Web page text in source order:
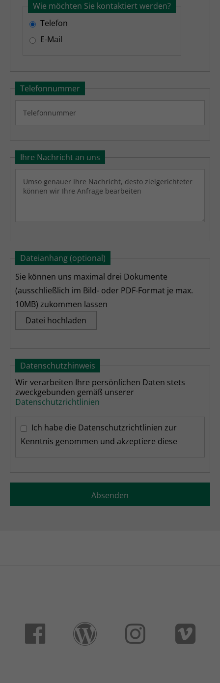
Wie möchten Sie kontaktiert werden?
Telefon
E-Mail
Telefonnummer
Ihre Nachricht an uns
Dateianhang (optional)
Sie können uns maximal drei Dokumente
(ausschließlich im Bild- oder PDF-Format je max.
10MB) zukommen lassen
Datei hochladen
Datenschutzhinweis
Wir verarbeiten Ihre persönlichen Daten stets
zweckgebunden gemäß unserer
Datenschutzrichtlinien
Ich habe die Datenschutzrichtlinien zur
Kenntnis genommen und akzeptiere diese
Absenden